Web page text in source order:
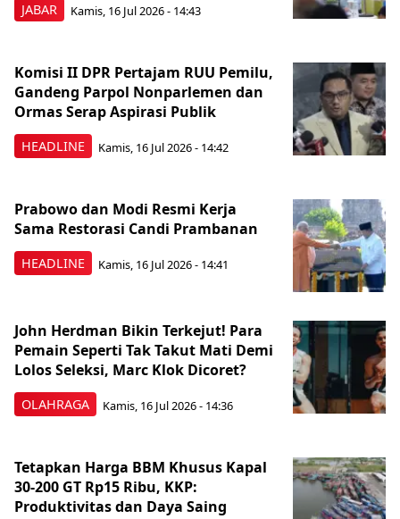
JABAR Kamis, 16 Jul 2026 - 14:43
HEADLINE
Komisi II DPR Pertajam RUU Pemilu,
Gandeng Parpol Nonparlemen dan
Ormas Serap Aspirasi Publik
Kamis, 16 Jul 2026 - 14:42
HEADLINE
Prabowo dan Modi Resmi Kerja
Sama Restorasi Candi Prambanan
Kamis, 16 Jul 2026 - 14:41
OLAHRAGA
John Herdman Bikin Terkejut! Para
Pemain Seperti Tak Takut Mati Demi
Lolos Seleksi, Marc Klok Dicoret?
Kamis, 16 Jul 2026 - 14:36
Tetapkan Harga BBM Khusus Kapal
30-200 GT Rp15 Ribu, KKP:
Produktivitas dan Daya Saing